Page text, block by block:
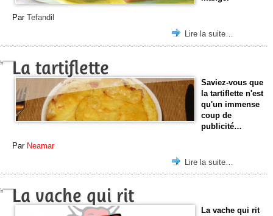
Par Tefandil
Lire la suite…
La tartiflette
Saviez-vous que
la tartiflette n'est
qu'un immense
coup de
publicité…
Par Neamar
Lire la suite…
La vache qui rit
La vache qui rit